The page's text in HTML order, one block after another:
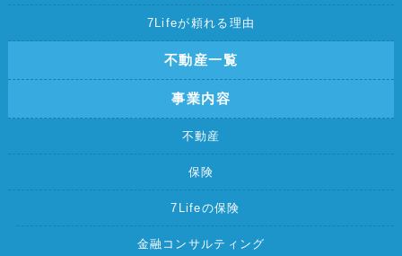
7Lifeが頼れる理由
不動産一覧
事業内容
不動産
保険
7Lifeの保険
金融コンサルティング